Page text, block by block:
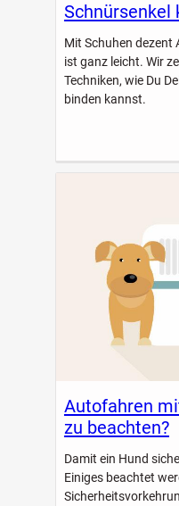
Schnürsenkel
Mit Schuhen dezent
ist ganz leicht. Wir
Techniken, wie Du
binden kannst.
Autofahren
zu beachten?
Damit ein Hund
Einiges beachtet